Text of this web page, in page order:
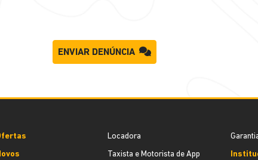
ENVIAR DENÚNCIA
Locadora
Taxista e Motorista de App